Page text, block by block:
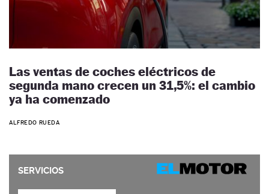
Las ventas de coches eléctricos de
segunda mano crecen un 31,5%: el cambio
ya ha comenzado
ALFREDO RUEDA